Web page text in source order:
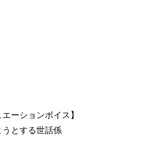
ーションボイス】
とする世話係